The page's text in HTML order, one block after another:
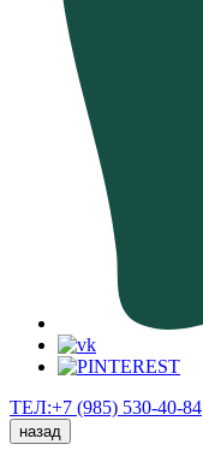
ТЕЛ:+7 (985) 530-40-84
назад